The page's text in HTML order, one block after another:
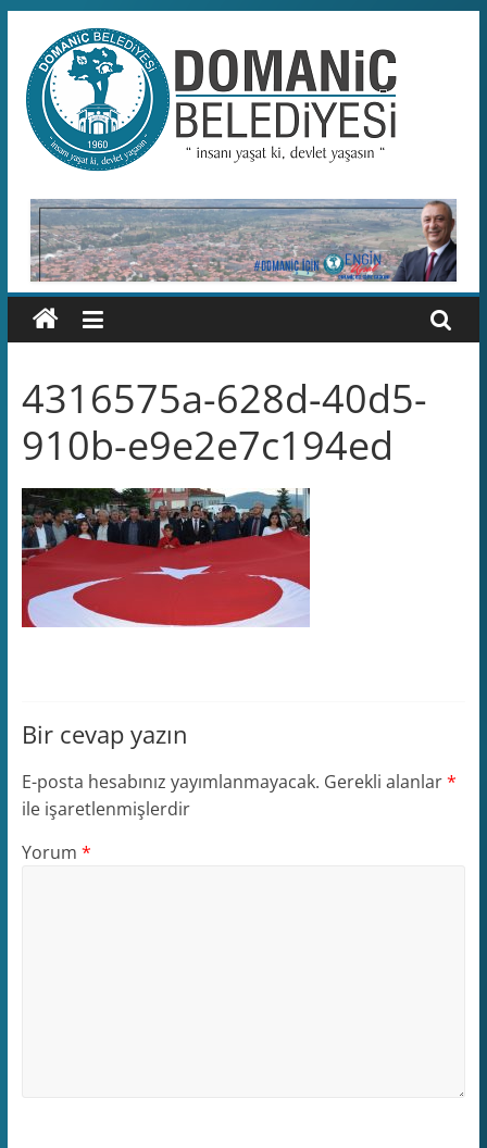
content
Domaniç
Belediyesi
T.C.
DOMANİÇ
BELEDİYESİ
RESMİ
WEB
4316575a-628d-40d5-
910b-e9e2e7c194ed
Bir cevap yazın
E-posta hesabınız yayımlanmayacak. Gerekli alanlar*
ile işaretlenmişlerdir
Yorum *